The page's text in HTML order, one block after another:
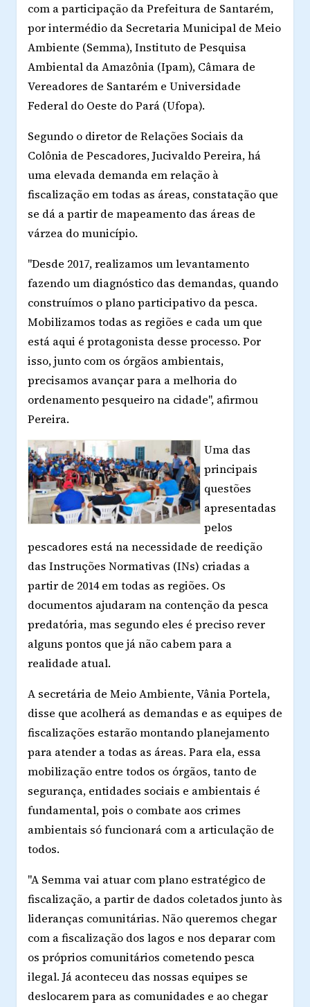
com a participação da Prefeitura de Santarém,
por intermédio da Secretaria Municipal de Meio
Ambiente (Semma), Instituto de Pesquisa
Ambiental da Amazônia (Ipam), Câmara de
Vereadores de Santarém e Universidade
Federal do Oeste do Pará (Ufopa).
Segundo o diretor de Relações Sociais da
Colônia de Pescadores, Jucivaldo Pereira, há
uma elevada demanda em relação à
fiscalização em todas as áreas, constatação que
se dá a partir de mapeamento das áreas de
várzea do município.
"Desde 2017, realizamos um levantamento
fazendo um diagnóstico das demandas, quando
construímos o plano participativo da pesca.
Mobilizamos todas as regiões e cada um que
está aqui é protagonista desse processo. Por
isso, junto com os órgãos ambientais,
precisamos avançar para a melhoria do
ordenamento pesqueiro na cidade", afirmou
Pereira.
Uma das
principais
questões
apresentadas
pelos
pescadores está na necessidade de reedição
das Instruções Normativas (INs) criadas a
partir de 2014 em todas as regiões. Os
documentos ajudaram na contenção da pesca
predatória, mas segundo eles é preciso rever
alguns pontos que já não cabem para a
realidade atual.
A secretária de Meio Ambiente, Vânia Portela,
disse que acolherá as demandas e as equipes de
fiscalizações estarão montando planejamento
para atender a todas as áreas. Para ela, essa
mobilização entre todos os órgãos, tanto de
segurança, entidades sociais e ambientais é
fundamental, pois o combate aos crimes
ambientais só funcionará com a articulação de
todos.
"A Semma vai atuar com plano estratégico de
fiscalização, a partir de dados coletados junto às
lideranças comunitárias. Não queremos chegar
com a fiscalização dos lagos e nos deparar com
os próprios comunitários cometendo pesca
ilegal. Já aconteceu das nossas equipes se
deslocarem para as comunidades e ao chegar